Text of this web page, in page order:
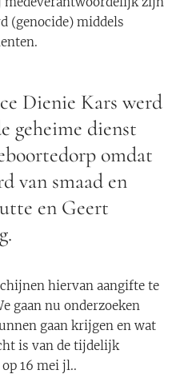
(genocide) middels
Dienie Kars werd
geheime dienst
omdat
van smaad en
en Geert
hiervan aangifte te
gaan nu onderzoeken
gaan krijgen en wat
is van de tijdelijk
16 mei jl..